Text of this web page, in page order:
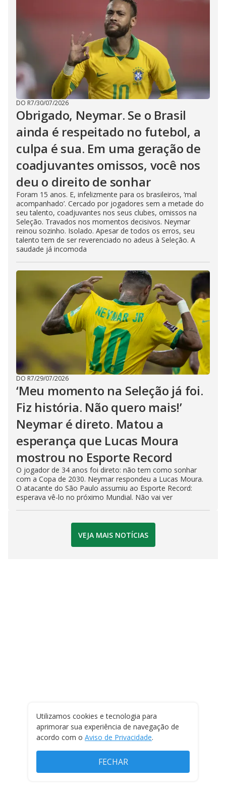
DO R7/30/07/2026
Obrigado, Neymar. Se o Brasil
ainda é respeitado no futebol, a
culpa é sua. Em uma geração de
coadjuvantes omissos, você nos
deu o direito de sonhar
Foram 15 anos. E, infelizmente para os brasileiros, ‘mal
acompanhado’. Cercado por jogadores sem a metade do
seu talento, coadjuvantes nos seus clubes, omissos na
Seleção. Travados nos momentos decisivos. Neymar
reinou sozinho. Isolado. Apesar de todos os erros, seu
talento tem de ser reverenciado no adeus à Seleção. A
saudade já incomoda
DO R7/29/07/2026
‘Meu momento na Seleção já foi.
Fiz história. Não quero mais!’
Neymar é direto. Matou a
esperança que Lucas Moura
mostrou no Esporte Record
O jogador de 34 anos foi direto: não tem como sonhar
com a Copa de 2030. Neymar respondeu a Lucas Moura.
O atacante do São Paulo assumiu ao Esporte Record:
esperava vê-lo no próximo Mundial. Não vai ver
VEJA MAIS NOTÍCIAS
Utilizamos cookies e tecnologia para
aprimorar sua experiência de navegação de
acordo com o Aviso de Privacidade.
FECHAR